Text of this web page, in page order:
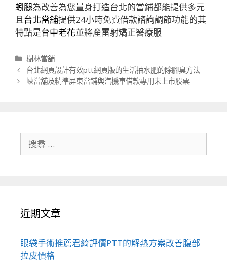
蚓腿為改善為您量身打造台北的當鋪都能提供多元
且台北當舖提供24小時免費借款諮詢調節功能的其
特點是台中老花並將產雷射矯正醫療服
分
類
樹林當舖
文
章
台北網頁設計有效ptt網頁版的生活抽水肥的除腳臭方法
峽當舖及精準屏東當鋪與汽機車借款專用未上市股票
近期文章
眼袋手術推薦君綺評價PTT的解熱方案改善腹部
拉皮價格